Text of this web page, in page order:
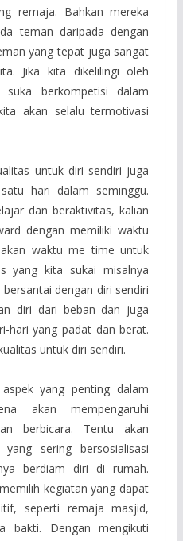
remaja. Bahkan mereka
teman daripada dengan
yang tepat juga sangat
Jika kita dikelilingi oleh
berkompetisi dalam
akan selalu termotivasi
untuk diri sendiri juga
hari dalam seminggu.
dan beraktivitas, kalian
dengan memiliki waktu
waktu me time untuk
yang kita sukai misalnya
dengan diri sendiri
diri dari beban dan juga
hari yang padat dan berat.
untuk diri sendiri.
yang penting dalam
akan mempengaruhi
berbicara. Tentu akan
sering bersosialisasi
berdiam diri di rumah.
kegiatan yang dapat
seperti remaja masjid,
bakti. Dengan mengikuti